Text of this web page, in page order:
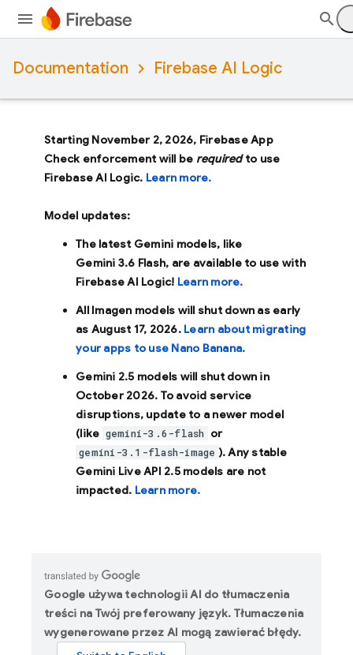
Documentation Firebase AI Logic
Starting November 2, 2026, Firebase App
Check enforcement will be requiredto use
Firebase AI Logic. Learn more.
Model updates:
The latest Gemini models, like
Gemini 3.6 Flash, are available to use with
Firebase AI Logic! Learn more.
All Imagen models will shut down as early
as August 17, 2026. Learn about migrating
your apps to use Nano Banana.
Gemini 2.5 models will shut down in
October 2026. To avoid service
disruptions, update to a newer model
(like gemini-3.6-flash or
gemini-3.1-flash-image ). Any stable
Gemini Live API 2.5 models are not
impacted. Learn more.
Google używa technologii AI do tłumaczenia
treści na Twój preferowany język. Tłumaczenia
wygenerowane przez AI mogą zawierać błędy.